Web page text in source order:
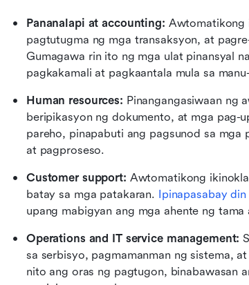
Pananalapi at accounting: Awtomatikong
pagtutugma ng mga transaksyon, at
Gumagawa rin ito ng mga ulat pinansyal
pagkakamali at pagkaantala mula sa
Human resources: Pinangangasiwaan ng
beripikasyon ng dokumento, at mga pag-
pareho, pinapabuti ang pagsunod sa
at pagproseso.
Customer support: Awtomatikong
batay sa mga patakaran. Ipinapasabay
upang mabigyan ang mga ahente ng
Operations and IT service management:
sa serbisyo, pagmamanman ng sistema,
nito ang oras ng pagtugon, binabawasan